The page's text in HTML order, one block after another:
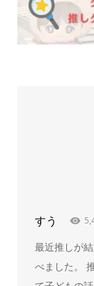
すう
最近推しが
べました。